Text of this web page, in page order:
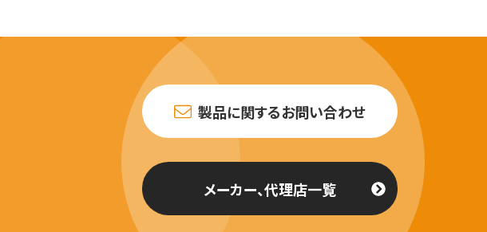
製品に関するお問い合わせ
メーカー、代理店一覧